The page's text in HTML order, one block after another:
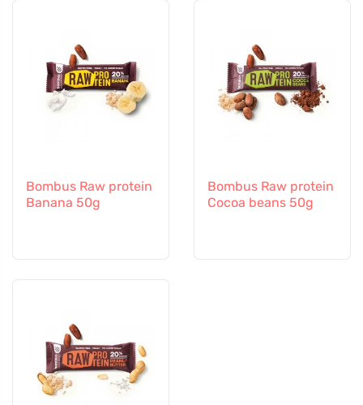
Bombus Raw protein
Banana 50g
Bombus Raw protein
Cocoa beans 50g